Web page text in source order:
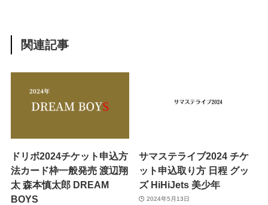
関連記事
ドリボ2024チケット申込方
法カード枠一般発売 渡辺翔
太 森本慎太郎 DREAM
BOYS
サマステライブ2024 チケ
ット申込取り方 日程 グッ
ズ HiHiJets 美少年
2024年5月13日